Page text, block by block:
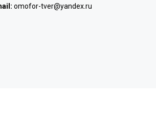
omofor-tver@yandex.ru